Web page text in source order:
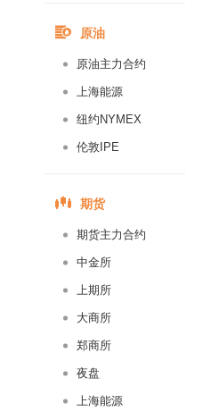
原油
原油主力合约
上海能源
纽约NYMEX
伦敦IPE
期货
期货主力合约
中金所
上期所
大商所
郑商所
夜盘
上海能源